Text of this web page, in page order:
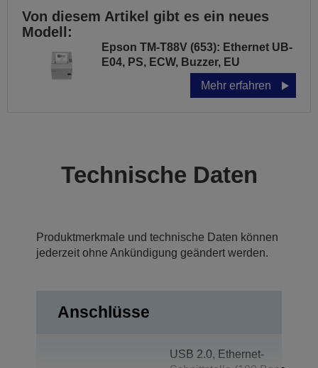
Von diesem Artikel gibt es ein neues
Modell:
Epson TM-T88V (653): Ethernet UB-
E04, PS, ECW, Buzzer, EU
Mehr erfahren
Technische Daten
Produktmerkmale und technische Daten können
jederzeit ohne Ankündigung geändert werden.
Anschlüsse
USB 2.0, Ethernet-